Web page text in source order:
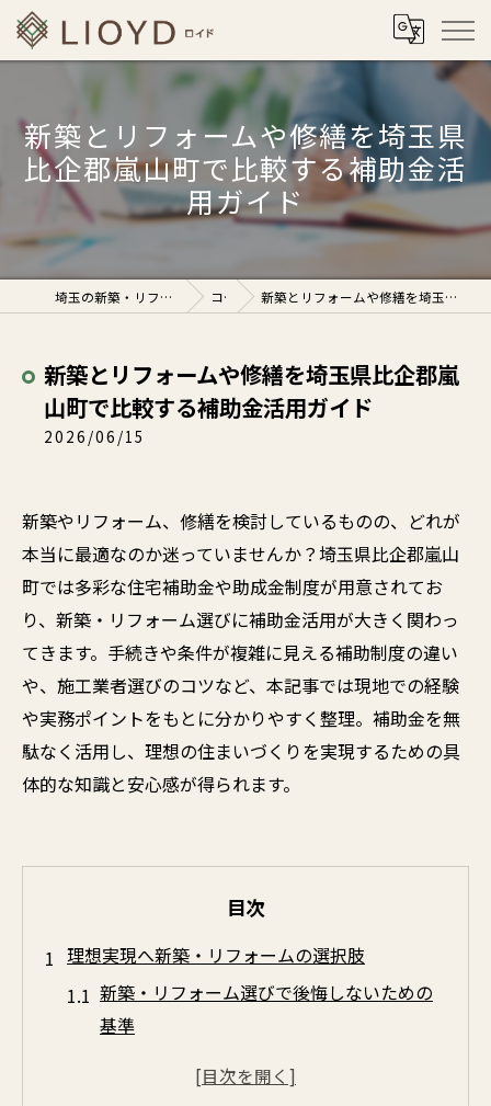
新築とリフォームや修繕を埼玉県
比企郡嵐山町で比較する補助金活
用ガイド
埼玉の新築・リフォームなら株式会社ロイド コラム 新築とリフォームや修繕を埼玉県比企郡嵐山町で比較する補助金活用ガイド
新築とリフォームや修繕を埼玉県比企郡嵐
山町で比較する補助金活用ガイド
2026/06/15
新築やリフォーム、修繕を検討しているものの、どれが
本当に最適なのか迷っていませんか？埼玉県比企郡嵐山
町では多彩な住宅補助金や助成金制度が用意されてお
り、新築・リフォーム選びに補助金活用が大きく関わっ
てきます。手続きや条件が複雑に見える補助制度の違い
や、施工業者選びのコツなど、本記事では現地での経験
や実務ポイントをもとに分かりやすく整理。補助金を無
駄なく活用し、理想の住まいづくりを実現するための具
体的な知識と安心感が得られます。
目次
理想実現へ新築・リフォームの選択肢
新築・リフォーム選びで後悔しないための
基準
ライフスタイルに合う新築・リフォームの